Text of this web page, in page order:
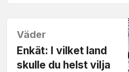
Väder
Enkät: I vilket land
skulle du helst vilja